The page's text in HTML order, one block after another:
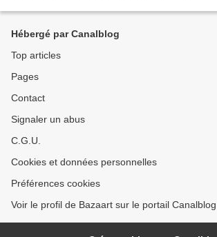
Hébergé par Canalblog
Top articles
Pages
Contact
Signaler un abus
C.G.U.
Cookies et données personnelles
Préférences cookies
Voir le profil de Bazaart sur le portail Canalblog